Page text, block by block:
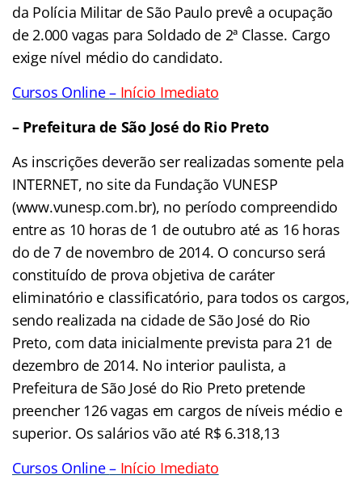
da Polícia Militar de São Paulo prevê a ocupação
de 2.000 vagas para Soldado de 2ª Classe. Cargo
exige nível médio do candidato.
Cursos Online–Início Imediato
– Prefeitura de São José do Rio Preto
As inscrições deverão ser realizadas somente pela
INTERNET, no site da Fundação VUNESP
(www.vunesp.com.br), no período compreendido
entre as 10 horas de 1 de outubro até as 16 horas
do de 7 de novembro de 2014. O concurso será
constituído de prova objetiva de caráter
eliminatório e classificatório, para todos os cargos,
sendo realizada na cidade de São José do Rio
Preto, com data inicialmente prevista para 21 de
dezembro de 2014. No interior paulista, a
Prefeitura de São José do Rio Preto pretende
preencher 126 vagas em cargos de níveis médio e
superior. Os salários vão até R$ 6.318,13
Cursos Online–Início Imediato